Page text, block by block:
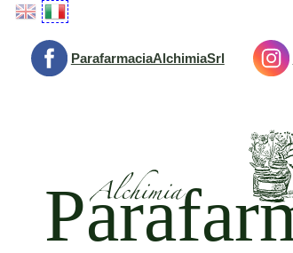
Passa
contenuto
principale
ParafarmaciaAlchimiaSrl